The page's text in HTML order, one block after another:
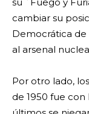
cambiar su
Democrática de
al arsenal
Por otro lado,
de 1950 fue con